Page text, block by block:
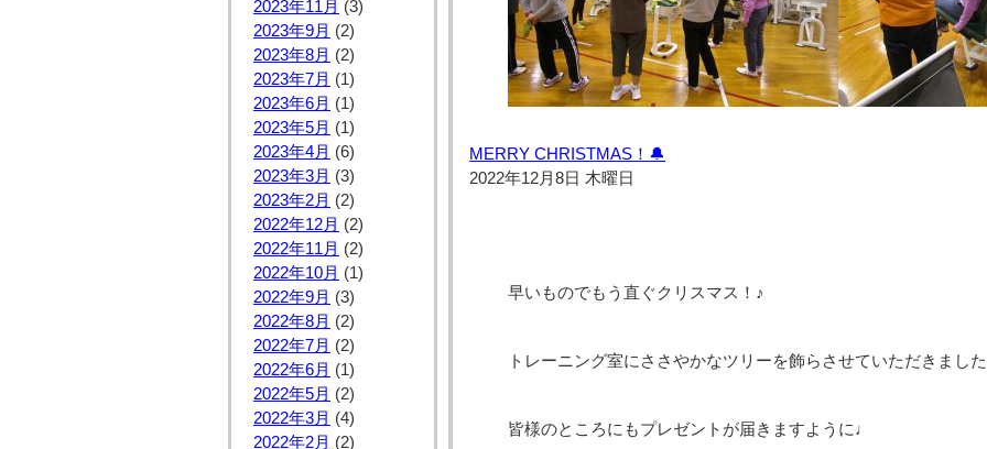
2023年11月 (3)
2023年9月 (2)
2023年8月 (2)
2023年7月 (1)
2023年6月 (1)
2023年5月 (1)
2023年4月 (6)
2023年3月 (3)
2023年2月 (2)
2022年12月 (2)
2022年11月 (2)
2022年10月 (1)
2022年9月 (3)
2022年8月 (2)
2022年7月 (2)
2022年6月 (1)
2022年5月 (2)
2022年3月 (4)
2022年2月 (2)
MERRY CHRISTMAS！🔔
2022年12月8日 木曜日
早いものでもう直ぐクリスマス！♪
トレーニング室にささやかなツリーを飾らさせていただきまし
皆様のところにもプレゼントが届きますように♩